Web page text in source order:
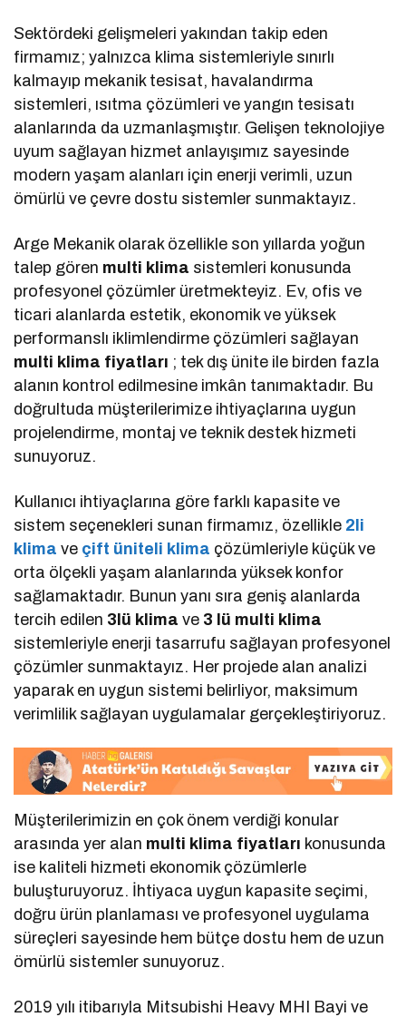
Sektördeki gelişmeleri yakından takip eden
firmamız; yalnızca klima sistemleriyle sınırlı
kalmayıp mekanik tesisat, havalandırma
sistemleri, ısıtma çözümleri ve yangın tesisatı
alanlarında da uzmanlaşmıştır. Gelişen teknolojiye
uyum sağlayan hizmet anlayışımız sayesinde
modern yaşam alanları için enerji verimli, uzun
ömürlü ve çevre dostu sistemler sunmaktayız.
Arge Mekanik olarak özellikle son yıllarda yoğun
talep gören multi klima sistemleri konusunda
profesyonel çözümler üretmekteyiz. Ev, ofis ve
ticari alanlarda estetik, ekonomik ve yüksek
performanslı iklimlendirme çözümleri sağlayan
multi klima fiyatları ; tek dış ünite ile birden fazla
alanın kontrol edilmesine imkân tanımaktadır. Bu
doğrultuda müşterilerimize ihtiyaçlarına uygun
projelendirme, montaj ve teknik destek hizmeti
sunuyoruz.
Kullanıcı ihtiyaçlarına göre farklı kapasite ve
sistem seçenekleri sunan firmamız, özellikle 2li
klima ve çift üniteli klima çözümleriyle küçük ve
orta ölçekli yaşam alanlarında yüksek konfor
sağlamaktadır. Bunun yanı sıra geniş alanlarda
tercih edilen 3lü klima ve 3 lü multi klima
sistemleriyle enerji tasarrufu sağlayan profesyonel
çözümler sunmaktayız. Her projede alan analizi
yaparak en uygun sistemi belirliyor, maksimum
verimlilik sağlayan uygulamalar gerçekleştiriyoruz.
Müşterilerimizin en çok önem verdiği konular
arasında yer alan multi klima fiyatları konusunda
ise kaliteli hizmeti ekonomik çözümlerle
buluşturuyoruz. İhtiyaca uygun kapasite seçimi,
doğru ürün planlaması ve profesyonel uygulama
süreçleri sayesinde hem bütçe dostu hem de uzun
ömürlü sistemler sunuyoruz.
2019 yılı itibarıyla Mitsubishi Heavy MHI Bayi ve